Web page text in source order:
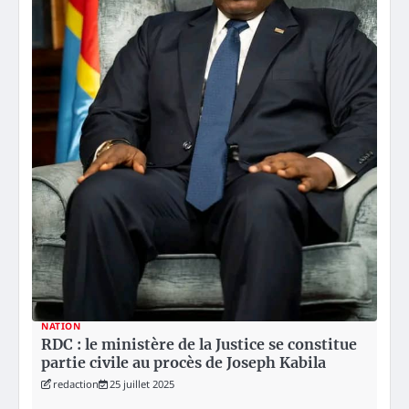
NATION
RDC : le ministère de la Justice se constitue
partie civile au procès de Joseph Kabila
redaction 25 juillet 2025